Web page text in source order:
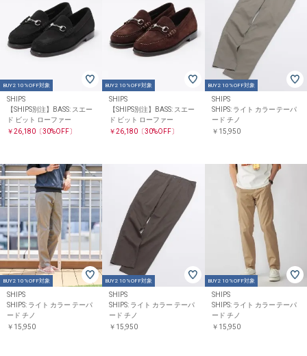
BUY2 10%OFF対象
SHIPS
【SHIPS別注】BASS: スエー
ド ビット ローファー
￥26,180〔30%OFF〕
BUY2 10%OFF対象
SHIPS
【SHIPS別注】BASS: スエー
ド ビット ローファー
￥26,180 〔30%OFF〕
BUY2 10%OFF対象
SHIPS
SHIPS: ライト カラー テーパ
ード チノ
￥15,950
BUY2 10%OFF対象
SHIPS
SHIPS: ライト カラー テーパ
ード チノ
￥15,950
BUY2 10%OFF対象
SHIPS
SHIPS: ライト カラー テーパ
ード チノ
￥15,950
BUY2 10%OFF対象
SHIPS
SHIPS: ライト カラー テーパ
ード チノ
￥15,950